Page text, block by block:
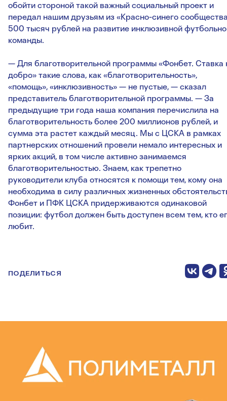
обойти стороной такой важный социальный проект и
передал нашим друзьям из «Красно-синего
500 тысяч рублей на развитие инклюзивной
команды.
— Для благотворительной программы «Фонбет. Ставка
добро» такие слова, как «благотворительность»,
«помощь», «инклюзивность» — не пустые, — сказал
представитель благотворительной программы. — За
предыдущие три года наша компания перечислила на
благотворительность более 200 миллионов рублей, и
сумма эта растет каждый месяц. Мы с ЦСКА в рамках
партнерских отношений провели немало интересных и
ярких акций, в том числе активно занимаемся
благотворительностью. Знаем, как трепетно
руководители клуба относятся к помощи тем, кому она
необходима в силу различных жизненных
Фонбет и ПФК ЦСКА придерживаются одинаковой
позиции: футбол должен быть доступен всем тем, кто
любит.
ПОДЕЛИТЬСЯ